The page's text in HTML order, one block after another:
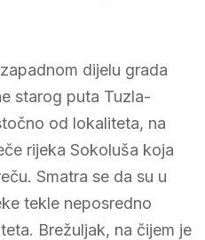
dijelu grada
starog puta Tuzla-
od lokaliteta, na
rijeka Sokoluša koja
Smatra se da su u
tekle neposredno
Brežuljak, na čijem je